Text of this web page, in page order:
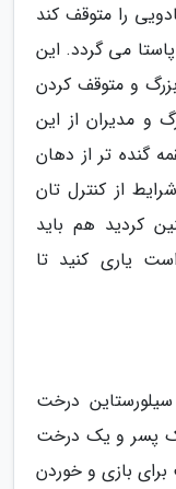
را متوقف کند
می گردد. این
و متوقف کردن
و مدیران از این
گنده تر از دهان
از کنترل تان
کردید هم باید
یاری کنید تا
درخت
پسر و یک درخت
بازی و خوردن